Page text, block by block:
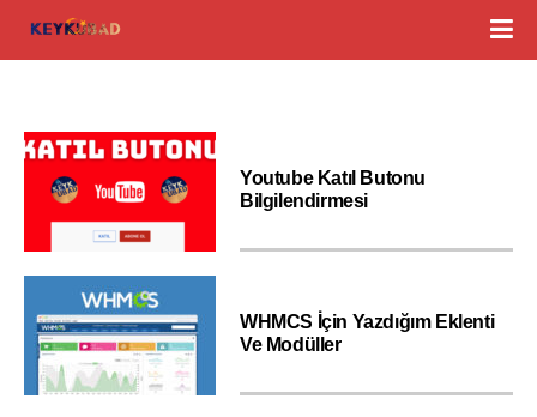
Youtube Katıl Butonu
Bilgilendirmesi
WHMCS İçin Yazdığım Eklenti
Ve Modüller